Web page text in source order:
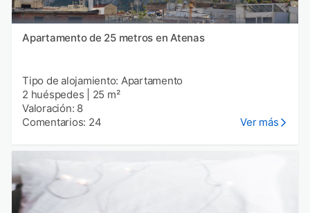
Apartamento de 25 metros en Atenas
Tipo de alojamiento: Apartamento
2 huéspedes
25 m²
Valoración: 8
Comentarios: 24
Ver más